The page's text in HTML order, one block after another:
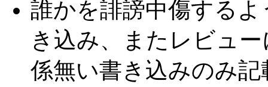
誰かを誹謗中傷するよ
き込み、またレビュー
係無い書き込みのみ記